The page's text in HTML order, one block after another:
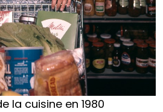
la cuisine en 1980